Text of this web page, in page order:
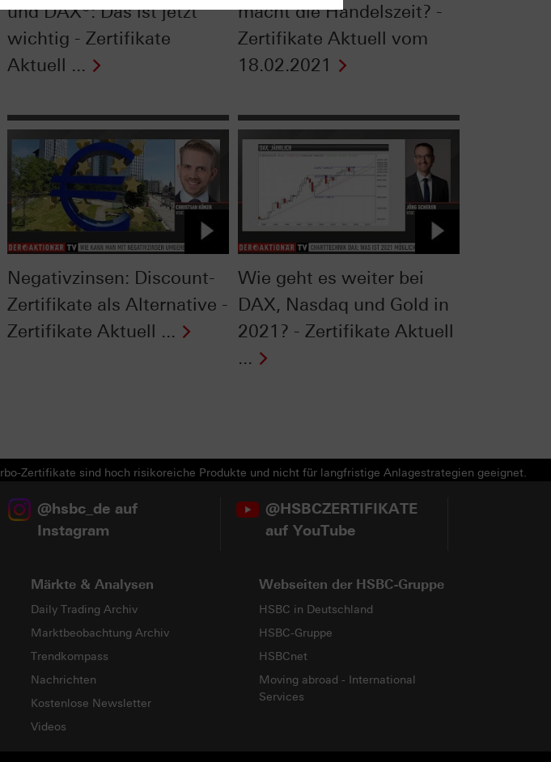
und DAX®: Das ist jetzt
wichtig - Zertifikate
Aktuell ...
macht die Handelszeit? -
Zertifikate Aktuell vom
18.02.2021
Negativzinsen: Discount-
Zertifikate als Alternative -
Zertifikate Aktuell ...
Wie geht es weiter bei
DAX, Nasdaq und Gold in
2021? - Zertifikate Aktuell
...
Zertifikate sind hoch risikoreiche Produkte und nicht für langfristige Anlagestrategien geeignet.
@hsbc_de auf
Instagram
@HSBCZERTIFIKATE
auf YouTube
Märkte & Analysen
Daily Trading Archiv
Marktbeobachtung Archiv
Trendkompass
Nachrichten
Kostenlose Newsletter
Videos
Webseiten der HSBC-Gruppe
HSBC in Deutschland
HSBC-Gruppe
HSBCnet
Moving abroad - International
Services